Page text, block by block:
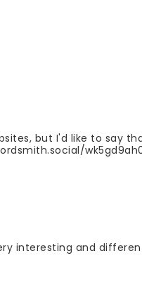
but I'd like to say
interesting and